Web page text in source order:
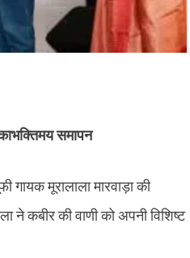
समापन
मूरालाला मारवाड़ा की
ने कबीर की वाणी को अपनी विशिष्ट